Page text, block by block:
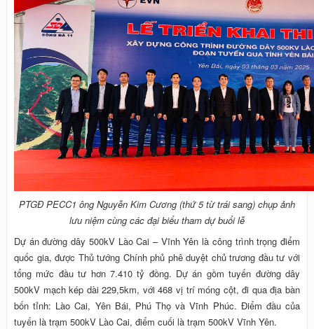
PTGĐ PECC1 ông Nguyễn Kim Cương (thứ 5 từ trái sang) chụp ảnh
lưu niệm cùng các đại biểu tham dự buổi lễ
Dự án đường dây 500kV Lào Cai – Vĩnh Yên là công trình trọng điểm
quốc gia, được Thủ tướng Chính phủ phê duyệt chủ trương đầu tư với
tổng mức đầu tư hơn 7.410 tỷ đồng. Dự án gồm tuyến đường dây
500kV mạch kép dài 229,5km, với 468 vị trí móng cột, đi qua địa bàn
bốn tỉnh: Lào Cai, Yên Bái, Phú Thọ và Vĩnh Phúc. Điểm đầu của
tuyến là trạm 500kV Lào Cai, điểm cuối là trạm 500kV Vĩnh Yên.